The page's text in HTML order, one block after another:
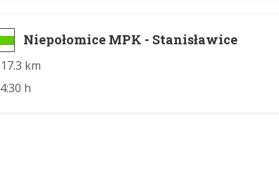
Niepołomice MPK - Stanisławice
17.3 km
4:30 h